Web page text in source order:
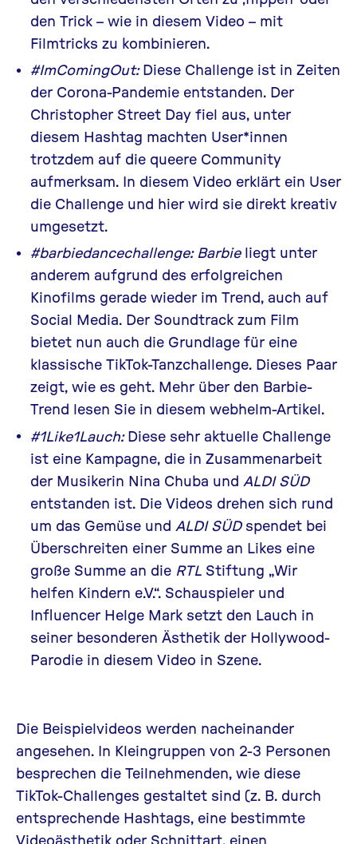
den Trick – wie in diesem Video – mit
Filmtricks zu kombinieren.
#ImComingOut:Diese Challenge ist in Zeiten
der Corona-Pandemie entstanden. Der
Christopher Street Day fiel aus, unter
diesem Hashtag machten User*innen
trotzdem auf die queere Community
aufmerksam. In diesem Video erklärt ein User
die Challenge und hierwird sie direkt kreativ
umgesetzt.
#barbiedancechallenge: Barbieliegt unter
anderem aufgrund des erfolgreichen
Kinofilms gerade wieder im Trend, auch auf
Social Media. Der Soundtrack zum Film
bietet nun auch die Grundlage für eine
klassische TikTok-Tanzchallenge. Dieses Paar
zeigt, wie es geht. Mehr über den Barbie-
Trend lesen Sie in diesem webhelm-Artikel.
#1Like1Lauch:Diese sehr aktuelle Challenge
ist eine Kampagne, die in Zusammenarbeit
der Musikerin Nina Chuba und ALDI SÜD
entstanden ist. Die Videos drehen sich rund
um das Gemüse und ALDI SÜDspendet bei
Überschreiten einer Summe an Likes eine
große Summe an die RTL Stiftung „Wir
helfen Kindern e.V.“. Schauspieler und
Influencer Helge Mark setzt den Lauch in
seiner besonderen Ästhetik der Hollywood-
Parodie in diesem Video in Szene.
Die Beispielvideos werden nacheinander
angesehen. In Kleingruppen von 2-3 Personen
besprechen die Teilnehmenden, wie diese
TikTok-Challenges gestaltet sind (z. B. durch
entsprechende Hashtags, eine bestimmte
Videoästhetik oder Schnittart, einen